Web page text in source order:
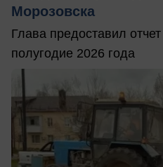
Морозовска
Глава предоставил
полугодие 2026 года